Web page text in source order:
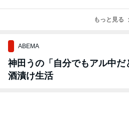
もっと見る
ABEMA
神田うの「自分でもアル中だ
酒漬け生活